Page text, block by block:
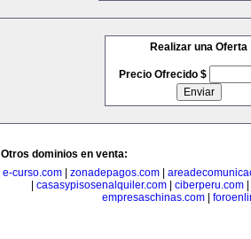
Realizar una Oferta
Precio Ofrecido $
Otros dominios en venta:
e-curso.com| zonadepagos.com|
casasypisosenalquiler.com ciberperu.com
empresaschinas.com|